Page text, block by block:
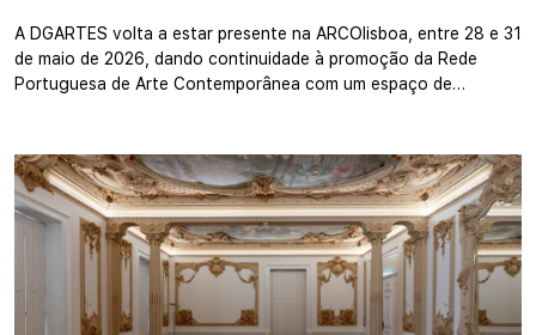
A DGARTES volta a estar presente na ARCOlisboa, entre 28 e 31
de maio de 2026, dando continuidade à promoção da Rede
Portuguesa de Arte Contemporânea com um espaço de…